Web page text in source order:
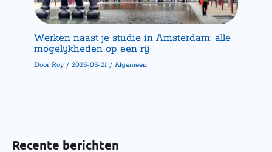
Werken naast je studie in Amsterdam: alle
mogelijkheden op een rij
DoorRoy/2025-05-21/Algemeen
Recente berichten